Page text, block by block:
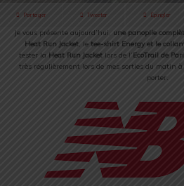
Partager Tweeter Épingler
Je vous présente aujourd’hui, une panoplie
Heat Run Jacket, le tee-shirt Energy et le
tester la Heat Run Jacket lors de l’EcoTrail de
très régulièrement lors de mes sorties du matin
porter.